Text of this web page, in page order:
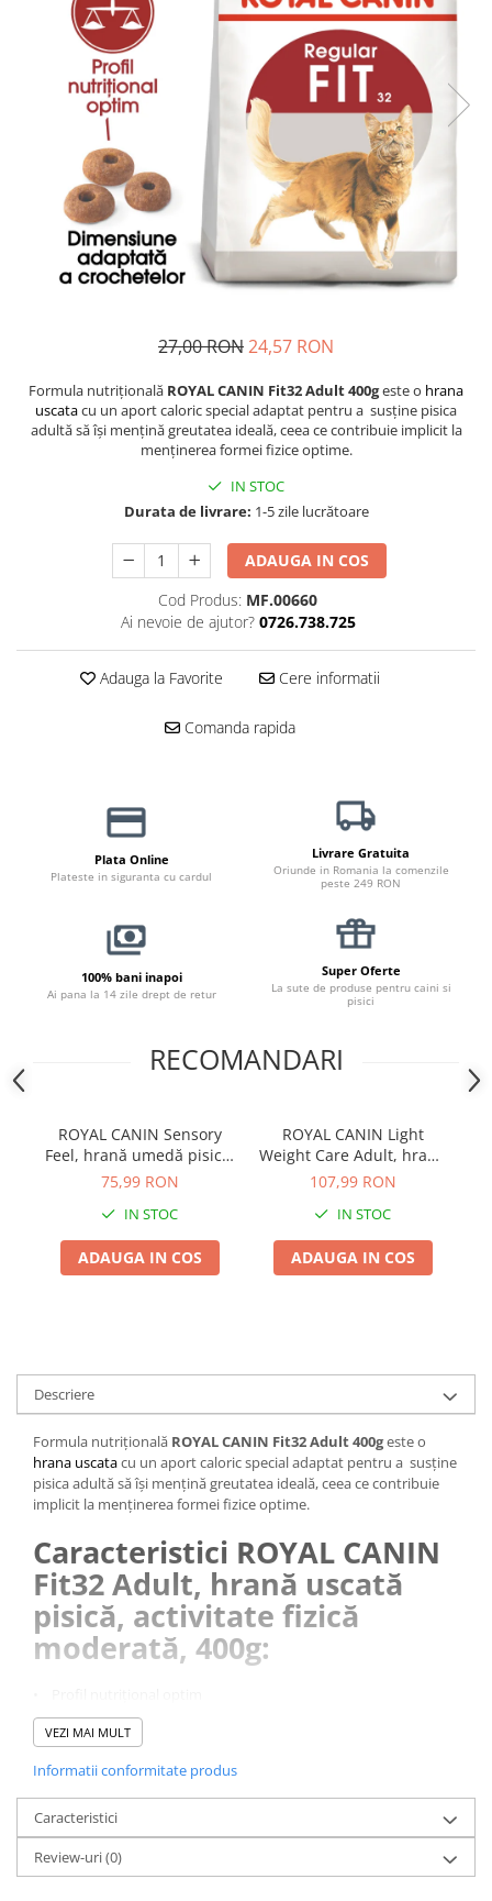
Proteice
Cremoase
Semi-umede
Pernuțe
Îngrijire Câini
Covorașe Igienice Câini
Igienă Câini
Șampoane Câini
Antiparazitare Câini
Vitamine Câini
Culcușuri & Saltele Câini
Castroane și Adapatori
Cuști și Genți
Zgărzi, Lese & Hamuri
Pernuțe
Semi-umede
Umede
Îngrijire Pisici
Așternut Igienic Pisici
Igienă Pisici
Antiparazitare Pisici
Vitamine Pisici
Perii & Piepteni Pisici
Castroane & Adapatori Pisici
Cuști & Genți Pisici
Zgărzi & Hamuri
27,00 RON24,57 RON
Formula nutrițională ROYAL CANIN Fit32 Adult 400geste o hrana
uscatacu un aport caloric special adaptat pentru a susține pisica
adultă să își mențină greutatea ideală, ceea ce contribuie implicit la
menținerea formei fizice optime.
IN STOC
Durata de livrare: 1-5 zile lucrătoare
ADAUGA IN COS
Cod Produs: MF.00660
Ai nevoie de ajutor? 0726.738.725
Adauga la Favorite Cere informatii
Comanda rapida
Plata Online
Plateste in siguranta cu cardul
Livrare Gratuita
Oriunde in Romania la comenzile
peste 249 RON
100% bani inapoi
Ai pana la 14 zile drept de retur
Super Oferte
La sute de produse pentru caini si
pisici
RECOMANDARI
ROYAL CANIN Sensory
Feel, hrană umedă pisică,
stimularea simțului tactil
75,99 RON
IN STOC
ADAUGA IN COS
ROYAL CANIN Light
Weight Care Adult, hrană
uscată pisică, limitarea
1,5kg
107,99 RON
IN STOC
ADAUGA IN COS
Descriere
Formula nutrițională ROYAL CANIN Fit32 Adult 400geste o
hrana uscatacu un aport caloric special adaptat pentru a susține
pisica adultă să își mențină greutatea ideală, ceea ce contribuie
implicit la menținerea formei fizice optime.
Caracteristici ROYAL CANIN
Fit32 Adult, hrană uscată
pisică, activitate fizică
moderată, 400g:
• Greutate optimă
• Reducerea formării bezoarelor
VEZI MAI MULT
Informatii conformitate produs
Caracteristici
Review-uri(0)